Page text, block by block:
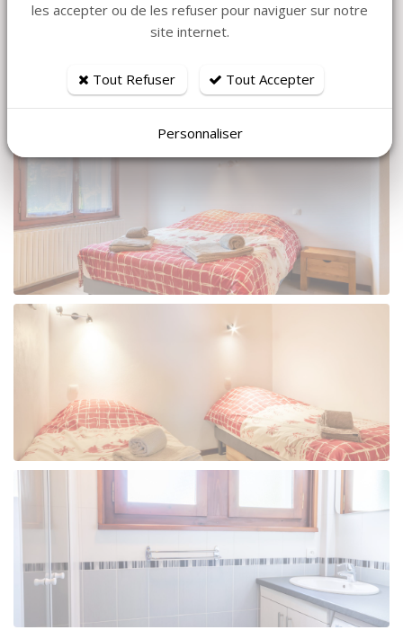
les accepter ou de les refuser pour naviguer sur notre
site internet.
Tout Refuser Tout Accepter
Personnaliser